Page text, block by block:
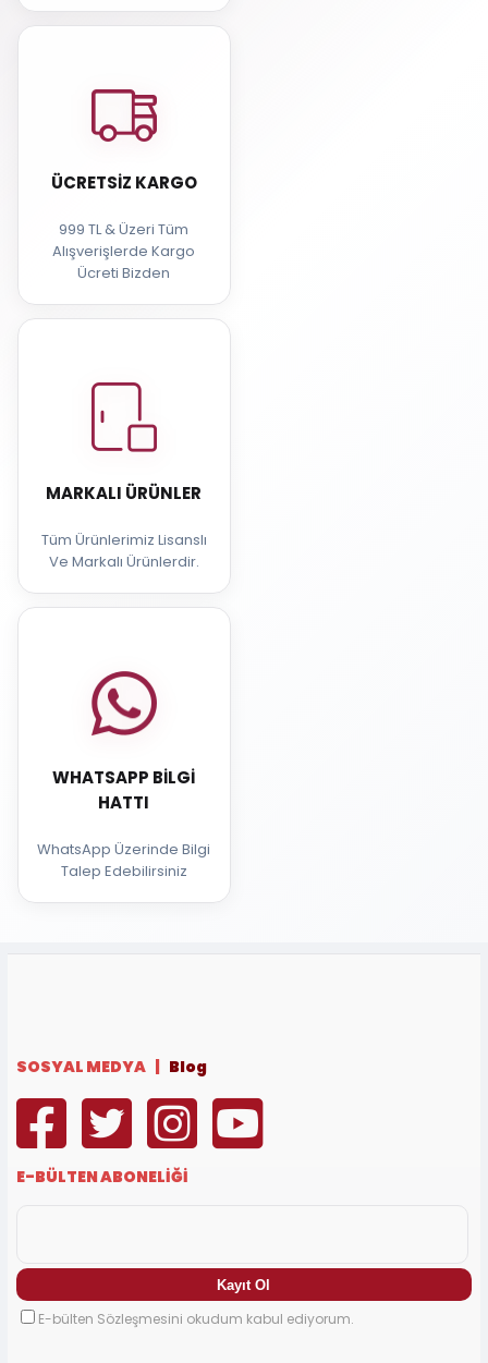
ÜCRETSIZ KARGO
999 TL & Üzeri Tüm
Alışverişlerde Kargo
Ücreti Bizden
MARKALI ÜRÜNLER
Tüm Ürünlerimiz Lisanslı
Ve Markalı Ürünlerdir.
WHATSAPP BILGI
HATTI
WhatsApp Üzerinde Bilgi
Talep Edebilirsiniz
SOSYAL MEDYA | Blog
E-BÜLTEN ABONELİĞİ
E-bülten Sözleşmesini okudum kabul ediyorum.